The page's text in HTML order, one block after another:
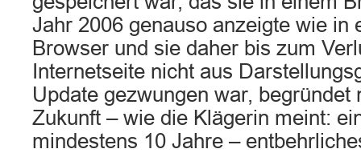
Jahr 2006 genauso anzeigte wie in
Browser und sie daher bis zum
Internetseite nicht aus
Update gezwungen war, begründet
Zukunft – wie die Klägerin meint:
mindestens 10 Jahre –